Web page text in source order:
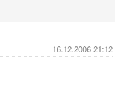
16.12.2006 21:12